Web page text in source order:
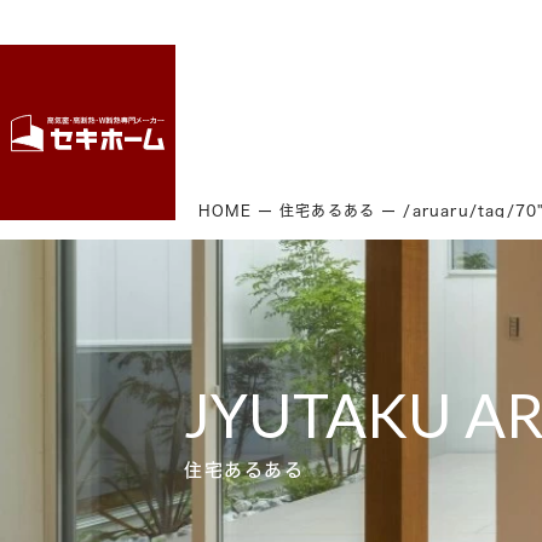
HOME 住宅あるある /aruaru/tag/
JYUTAKU
住宅あるある